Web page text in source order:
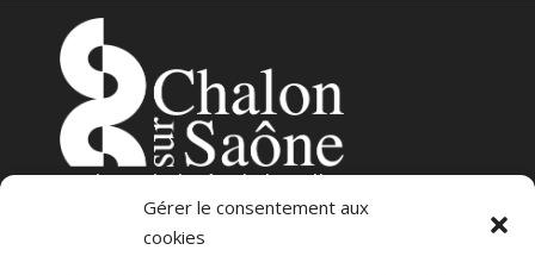
3place de l’Hôtel-de-Ville
71100 – Chalon-sur-Saône
Gérer le consentement aux
cookies